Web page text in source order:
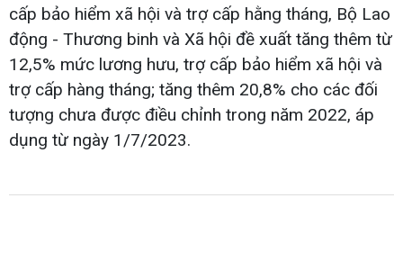
cấp bảo hiểm xã hội và trợ cấp hằng tháng, Bộ Lao
động - Thương binh và Xã hội đề xuất tăng thêm từ
12,5% mức lương hưu, trợ cấp bảo hiểm xã hội và
trợ cấp hàng tháng; tăng thêm 20,8% cho các đối
tượng chưa được điều chỉnh trong năm 2022, áp
dụng từ ngày 1/7/2023.